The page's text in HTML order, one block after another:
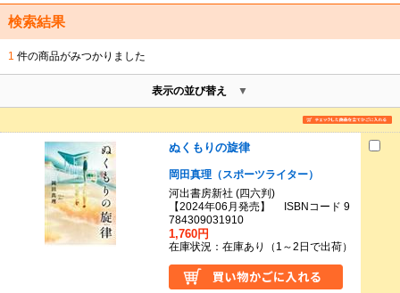
検索結果
1 件の商品がみつかりました
表示の並び替え
ぬくもりの旋律
岡田真理（スポーツライター）
河出書房新社 (四六判)
【2024年06月発売】 ISBNコード 9
784309031910
1,760円
在庫状況：在庫あり（1～2日で出荷）